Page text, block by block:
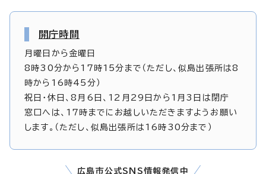
開庁時間
月曜日から金曜日
8時30分から17時15分まで（ただし、似島出張所は8
時から16時45分）
祝日・休日、8月6日、12月29日から1月3日は閉庁
窓口へは、17時までにお越しいただきますようお願い
します。（ただし、似島出張所は16時30分まで）
広島市公式SNS情報発信中